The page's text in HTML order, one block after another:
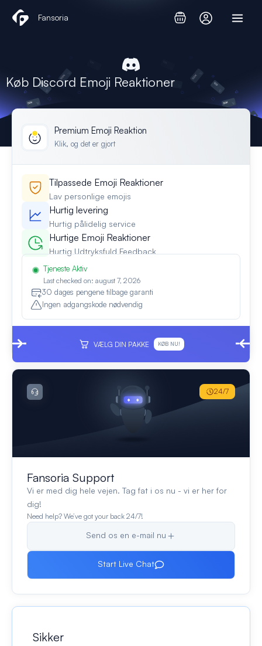
Fansoria
Køb Discord Emoji Reaktioner
Premium Emoji Reaktion
Klik, og det er gjort
Tilpassede Emoji Reaktioner
Lav personlige emojis
Hurtig levering
Hurtig pålidelig service
Hurtige Emoji Reaktioner
Hurtig Udtryksfuld Feedback
Tjeneste Aktiv
Last checked on: august 7, 2026
30 dages pengene tilbage garanti
Ingen adgangskode nødvendig
VÆLG DIN PAKKE KØB NU!
Fansoria Support
Vi er med dig hele vejen. Tag fat i os nu - vi er her for
dig!
Need help? We’ve got your back 24/7!
Send os en e-mail nu
Start Live Chat
24/7
Sikker